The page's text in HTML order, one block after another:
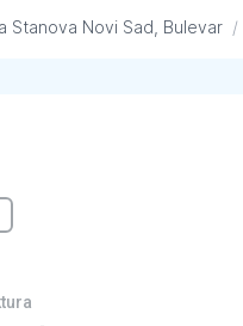
Stanova Novi Sad, Bulevar /